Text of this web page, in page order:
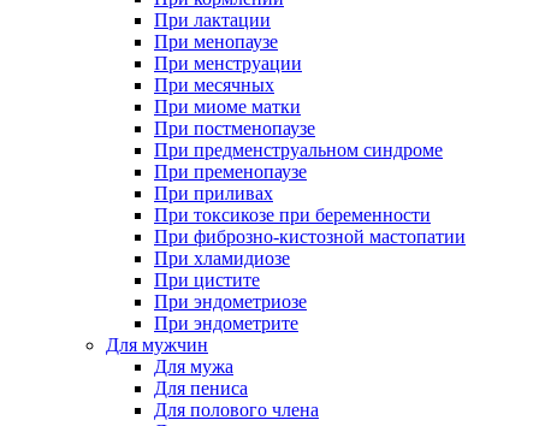
При лактации
При менопаузе
При менструации
При месячных
При миоме матки
При постменопаузе
При предменструальном синдроме
При пременопаузе
При приливах
При токсикозе при беременности
При фиброзно-кистозной мастопатии
При хламидиозе
При цистите
При эндометриозе
При эндометрите
Для мужчин
Для мужа
Для пениса
Для полового члена